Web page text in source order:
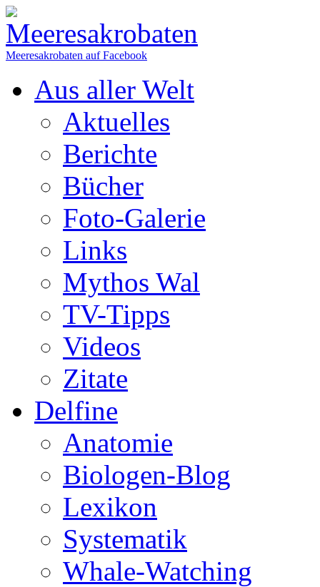
Meeresakrobaten auf Facebook
Aus aller Welt
Aktuelles
Berichte
Bücher
Foto-Galerie
Links
Mythos Wal
TV-Tipps
Videos
Zitate
Delfine
Anatomie
Biologen-Blog
Lexikon
Systematik
Whale-Watching